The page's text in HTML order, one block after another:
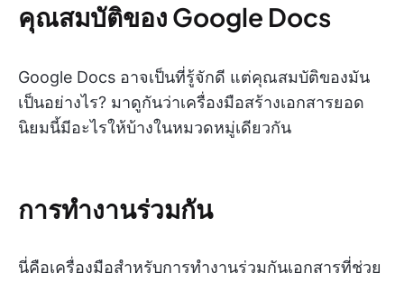
คุณสมบัติของ Google Docs
Google Docs อาจเป็นที่รู้จักดี แต่คุณสมบัติของมัน
เป็นอย่างไร? มาดูกันว่าเครื่องมือสร้างเอกสารยอด
นิยมนี้มีอะไรให้บ้างในหมวดหมู่เดียวกัน
การทำงานร่วมกัน
นี่คือเครื่องมือสำหรับการทำงานร่วมกันเอกสารที่ช่วย